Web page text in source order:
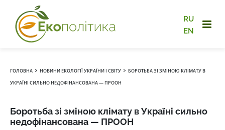
RU
EN
ГОЛОВНА › НОВИНИ ЕКОЛОГІЇ УКРАЇНИ І СВІТУ › БОРОТЬБА ЗІ ЗМІНОЮ КЛІМАТУ В
УКРАЇНІ СИЛЬНО НЕДОФІНАНСОВАНА — ПРООН
Боротьба зі зміною клімату в Україні сильно
недофінансована — ПРООН